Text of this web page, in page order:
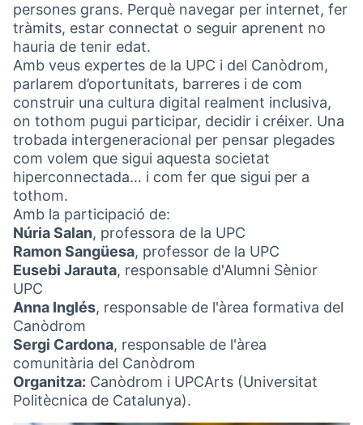
persones grans. Perquè navegar per internet, fer
tràmits, estar connectat o seguir aprenent no
hauria de tenir edat.
Amb veus expertes de la UPC i del Canòdrom,
parlarem d’oportunitats, barreres i de com
construir una cultura digital realment inclusiva,
on tothom pugui participar, decidir i créixer. Una
trobada intergeneracional per pensar plegades
com volem que sigui aquesta societat
hiperconnectada… i com fer que sigui per a
tothom.
Amb la participació de:
Núria Salan, professora de la UPC
Ramon Sangüesa, professor de la UPC
Eusebi Jarauta, responsable d'Alumni Sènior
UPC
Anna Inglés, responsable de l'àrea formativa del
Canòdrom
Sergi Cardona, responsable de l'àrea
comunitària del Canòdrom
Organitza: Canòdrom i UPCArts (Universitat
Politècnica de Catalunya).